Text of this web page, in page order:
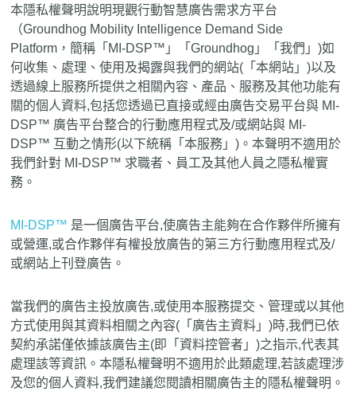
本隱私權聲明說明現觀行動智慧廣告需求方平台
（Groundhog Mobility Intelligence Demand Side
Platform，簡稱「MI-DSP™」「Groundhog」「我們」)如
何收集、處理、使用及揭露與我們的網站(「本網站」)以及
透過線上服務所提供之相關內容、產品、服務及其他功能有
關的個人資料,包括您透過已直接或經由廣告交易平台與 MI-
DSP™ 廣告平台整合的行動應用程式及/或網站與 MI-
DSP™ 互動之情形(以下統稱「本服務」)。本聲明不適用於
我們針對 MI-DSP™ 求職者、員工及其他人員之隱私權實
務。
MI-DSP™ 是一個廣告平台,使廣告主能夠在合作夥伴所擁有
或營運,或合作夥伴有權投放廣告的第三方行動應用程式及/
或網站上刊登廣告。
當我們的廣告主投放廣告,或使用本服務提交、管理或以其他
方式使用與其資料相關之內容(「廣告主資料」)時,我們已依
契約承諾僅依據該廣告主(即「資料控管者」)之指示,代表其
處理該等資訊。本隱私權聲明不適用於此類處理,若該處理涉
及您的個人資料,我們建議您閱讀相關廣告主的隱私權聲明。